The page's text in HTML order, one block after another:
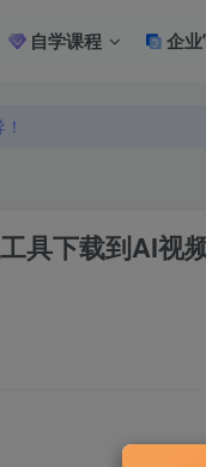
自学课程 企
具下载到AI视